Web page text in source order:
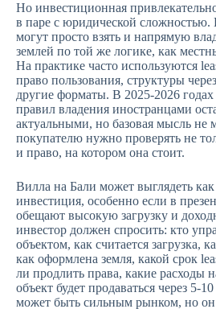
Но инвестиционная
в паре с юридической
могут просто взять и напрямую
землей по той же логике, как
На практике часто используются
право пользования, структуры
другие форматы. В 2025-2026
правил владения иностранцами
актуальными, но базовая мысль не
покупателю нужно проверять не
и право, на котором она стоит.
Вилла на Бали может выглядеть как
инвестиция, особенно если в
обещают высокую загрузку и
инвестор должен спросить: кто
объектом, как считается загрузка,
как оформлена земля, какой срок
ли продлить права, какие расходы
объект будет продаваться через 5-
может быть сильным рынком, но он